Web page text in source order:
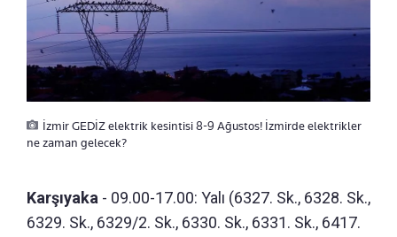
İzmir GEDİZ elektrik kesintisi 8-9 Ağustos! İzmirde elektrikler
ne zaman gelecek?
Karşıyaka - 09.00-17.00: Yalı (6327. Sk., 6328. Sk.,
6329. Sk., 6329/2. Sk., 6330. Sk., 6331. Sk., 6417.